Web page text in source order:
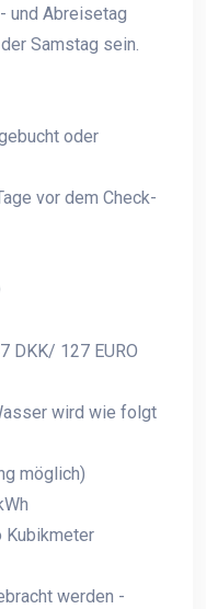
und Abreisetag
Samstag sein.
oder
vor dem Check-
DKK/ 127 EURO
wird wie folgt
möglich)
Kubikmeter
werden -